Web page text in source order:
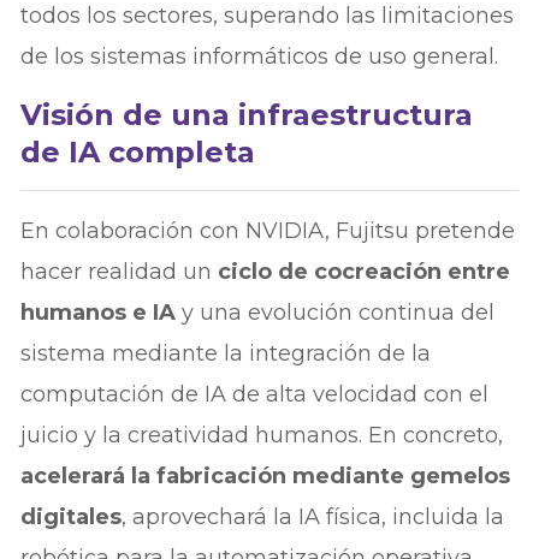
todos los sectores, superando las limitaciones
de los sistemas informáticos de uso general.
Visión de una infraestructura
de IA completa
En colaboración con NVIDIA, Fujitsu pretende
hacer realidad un ciclo de cocreación entre
humanos e IA y una evolución continua del
sistema mediante la integración de la
computación de IA de alta velocidad con el
juicio y la creatividad humanos. En concreto,
acelerará la fabricación mediante gemelos
digitales, aprovechará la IA física, incluida la